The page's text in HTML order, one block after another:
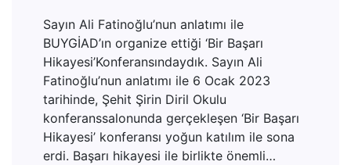
Sayın Ali Fatinoğlu’nun anlatımı ile
BUYGİAD’ın organize ettiği ‘Bir Başarı
Hikayesi’Konferansındaydık. Sayın Ali
Fatinoğlu’nun anlatımı ile 6 Ocak 2023
tarihinde, Şehit Şirin Diril Okulu
konferanssalonunda gerçekleşen ‘Bir Başarı
Hikayesi’ konferansı yoğun katılım ile sona
erdi. Başarı hikayesi ile birlikte önemli…